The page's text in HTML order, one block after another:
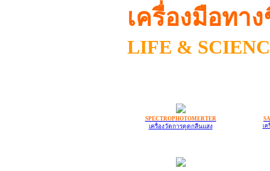
เครื่องมือทา
LIFE &
SPECTROPHOTOMERTER
เครื่องวัดการดูดกลืนแสง
เค